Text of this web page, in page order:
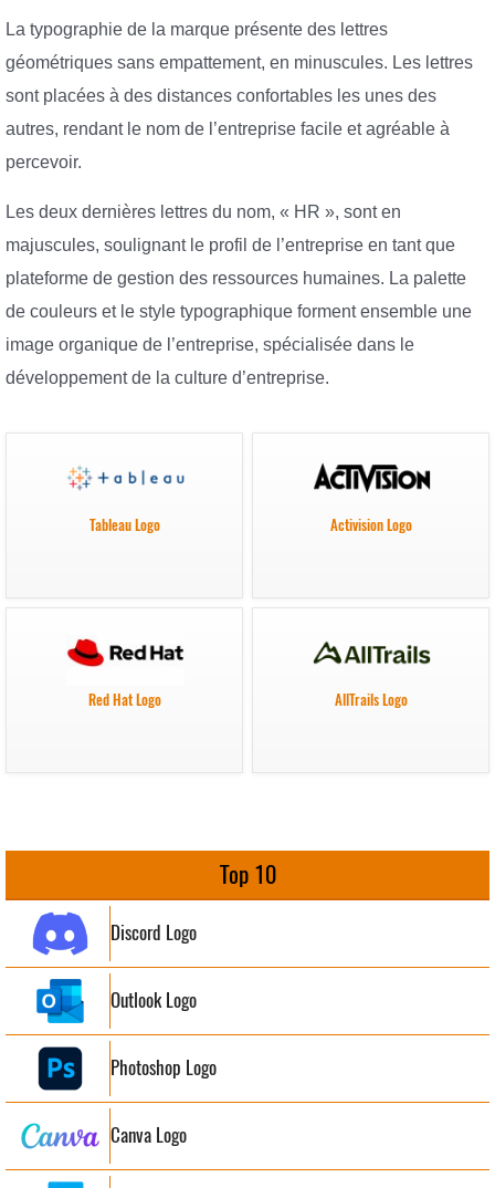
La typographie de la marque présente des lettres
géométriques sans empattement, en minuscules. Les lettres
sont placées à des distances confortables les unes des
autres, rendant le nom de l’entreprise facile et agréable à
percevoir.
Les deux dernières lettres du nom, « HR », sont en
majuscules, soulignant le profil de l’entreprise en tant que
plateforme de gestion des ressources humaines. La palette
de couleurs et le style typographique forment ensemble une
image organique de l’entreprise, spécialisée dans le
développement de la culture d’entreprise.
Tableau Logo Activision Logo
Red Hat Logo AllTrails Logo
Top 10
Discord Logo
Outlook Logo
Photoshop Logo
Canva Logo